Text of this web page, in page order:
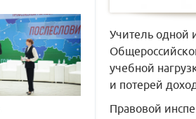
Учитель одной
учебной
и потерей
Правовой